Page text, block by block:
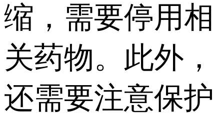
缩，需要停用相
关药物。此外，
还需要注意保护